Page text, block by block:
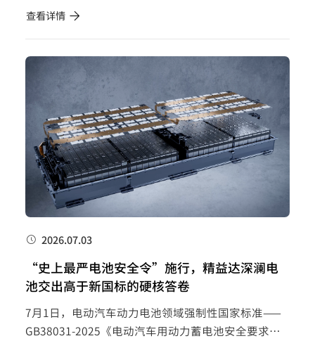
查看详情
2026.07.03
“史上最严电池安全令”施行，精益达深澜电
池交出高于新国标的硬核答卷
7月1日，电动汽车动力电池领域强制性国家标准——
GB38031-2025《电动汽车用动力蓄电池安全要求》